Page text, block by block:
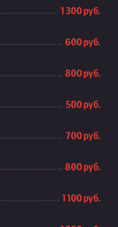
1 300 руб.
600 руб.
800 руб.
500 руб.
700 руб.
800 руб.
1 100 руб.